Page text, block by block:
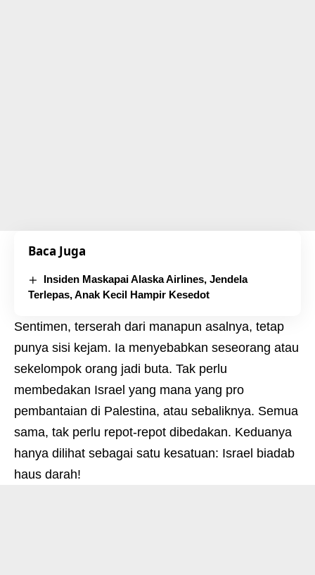
Baca Juga
Insiden Maskapai Alaska Airlines, Jendela
Terlepas, Anak Kecil Hampir Kesedot
Sentimen, terserah dari manapun asalnya, tetap
punya sisi kejam. Ia menyebabkan seseorang atau
sekelompok orang jadi buta. Tak perlu
membedakan Israel yang mana yang pro
pembantaian di Palestina, atau sebaliknya. Semua
sama, tak perlu repot-repot dibedakan. Keduanya
hanya dilihat sebagai satu kesatuan: Israel biadab
haus darah!